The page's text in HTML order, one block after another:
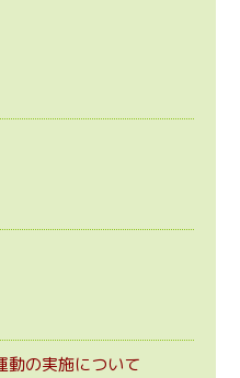
動の実施について